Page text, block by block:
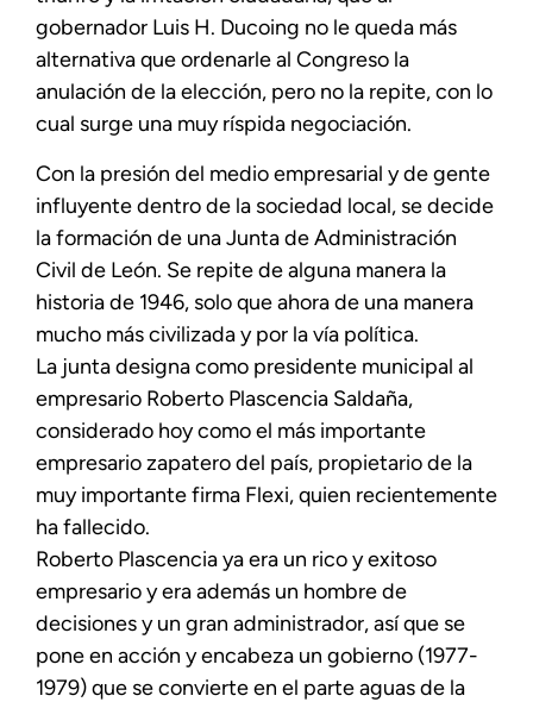
gobernador Luis H. Ducoing no le queda más
alternativa que ordenarle al Congreso la
anulación de la elección, pero no la repite, con lo
cual surge una muy ríspida negociación.
Con la presión del medio empresarial y de gente
influyente dentro de la sociedad local, se decide
la formación de una Junta de Administración
Civil de León. Se repite de alguna manera la
historia de 1946, solo que ahora de una manera
mucho más civilizada y por la vía política.
La junta designa como presidente municipal al
empresario Roberto Plascencia Saldaña,
considerado hoy como el más importante
empresario zapatero del país, propietario de la
muy importante firma Flexi, quien recientemente
ha fallecido.
Roberto Plascencia ya era un rico y exitoso
empresario y era además un hombre de
decisiones y un gran administrador, así que se
pone en acción y encabeza un gobierno (1977-
1979) que se convierte en el parte aguas de la